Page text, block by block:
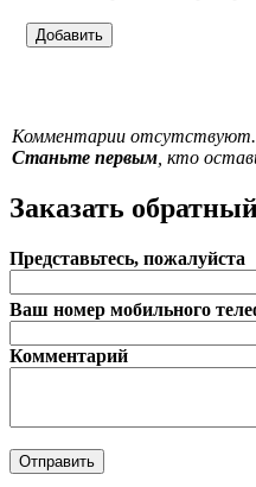
Комментарии отсутствуют.
Станьте первым, кто
Заказать
Представьтесь, пожалуйста
Ваш номер мобильного
Комментарий